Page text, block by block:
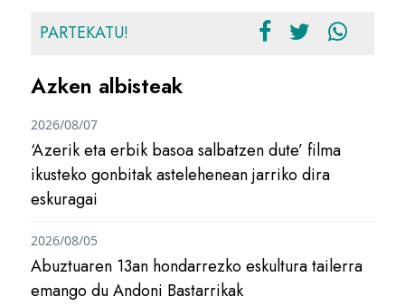
PARTEKATU!
Azken albisteak
‘Azerik eta erbik basoa salbatzen dute’ filma
ikusteko gonbitak astelehenean jarriko dira
eskuragai
2026/08/07
Abuztuaren 13an hondarrezko eskultura tailerra
emango du Andoni Bastarrikak
2026/08/05